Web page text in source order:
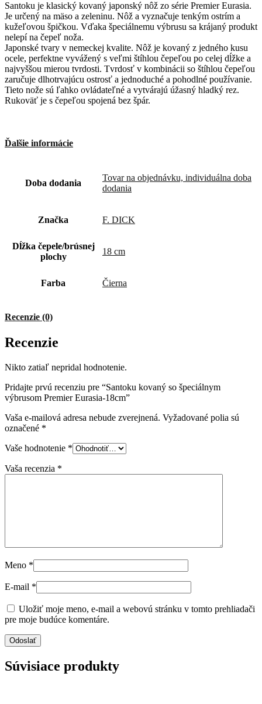
Santoku je klasický kovaný japonský nôž zo série Premier Eurasia.
Je určený na mäso a zeleninu. Nôž a vyznačuje tenkým ostrím a
kužeľovou špičkou. Vďaka špeciálnemu výbrusu sa krájaný produkt
nelepí na čepeľ noža.
Japonské tvary v nemeckej kvalite. Nôž je kovaný z jedného kusu
ocele, perfektne vyvážený s veľmi štíhlou čepeľou po celej dĺžke a
najvyššou mierou tvrdosti. Tvrdosť v kombinácii so štíhlou čepeľou
zaručuje dlhotrvajúcu ostrosť a jednoduché a pohodlné používanie.
Tieto nože sú ľahko ovládateľné a vytvárajú úžasný hladký rez.
Rukoväť je s čepeľou spojená bez špár.
Ďalšie informácie
Doba dodania
Tovar na objednávku, individuálna doba
dodania
Značka F. DICK
Dĺžka čepele/brúsnej
plochy
18 cm
Farba Čierna
Recenzie (0)
Recenzie
Nikto zatiaľ nepridal hodnotenie.
Pridajte prvú recenziu pre “Santoku kovaný so špeciálnym
výbrusom Premier Eurasia-18cm”
Vaša e-mailová adresa nebude zverejnená. Vyžadované polia sú
označené *
Vaše hodnotenie *
Vaša recenzia *
Meno *
E-mail *
Uložiť moje meno, e-mail a webovú stránku v tomto prehliadači
pre moje budúce komentáre.
Súvisiace produkty